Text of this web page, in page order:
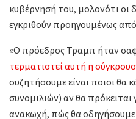
κυβέρνησή του, μολονότι οι
εγκριθούν προηγουμένως
«Ο πρόεδρος Τραμπ ήταν
τερματιστεί αυτή η
συζητήσουμε είναι ποιοι θα
συνομιλιών) αν θα πρόκειται
ανακωχή, πώς θα οδηγήσουμε